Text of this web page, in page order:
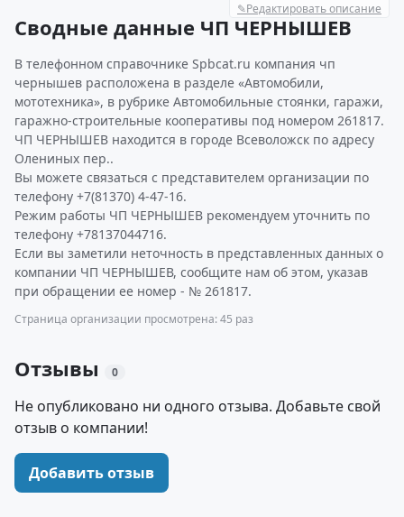
✎Редактировать описание
Сводные данные ЧП ЧЕРНЫШЕВ
В телефонном справочнике Spbcat.ru компания чп
чернышев расположена в разделе «Автомобили,
мототехника», в рубрике Автомобильные стоянки, гаражи,
гаражно-строительные кооперативы под номером 261817.
ЧП ЧЕРНЫШЕВ находится в городе Всеволожск по адресу
Олениных пер..
Вы можете связаться с представителем организации по
телефону +7(81370) 4-47-16.
Режим работы ЧП ЧЕРНЫШЕВ рекомендуем уточнить по
телефону +78137044716.
Если вы заметили неточность в представленных данных о
компании ЧП ЧЕРНЫШЕВ, сообщите нам об этом, указав
при обращении ее номер - № 261817.
Страница организации просмотрена: 45 раз
Отзывы 0
Не опубликовано ни одного отзыва. Добавьте свой
отзыв о компании!
Добавить отзыв